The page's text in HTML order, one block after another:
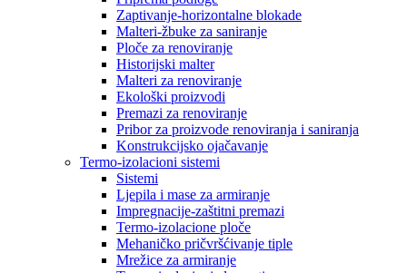
Zaptivanje-horizontalne blokade
Malteri-žbuke za saniranje
Ploče za renoviranje
Historijski malter
Malteri za renoviranje
Ekološki proizvodi
Premazi za renoviranje
Pribor za proizvode renoviranja i saniranja
Konstrukcijsko ojačavanje
Termo-izolacioni sistemi
Sistemi
Ljepila i mase za armiranje
Impregnacije-zaštitni premazi
Termo-izolacione ploče
Mehaničko pričvršćivanje tiple
Mrežice za armiranje